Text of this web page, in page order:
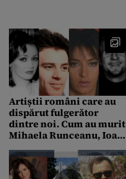
Artiștii români care au
dispărut fulgerător
dintre noi. Cum au murit
Mihaela Runceanu, Ioan
Stoica sau Dan Sava